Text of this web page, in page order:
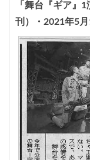
「舞台『ギア』
刊）・2021年5月